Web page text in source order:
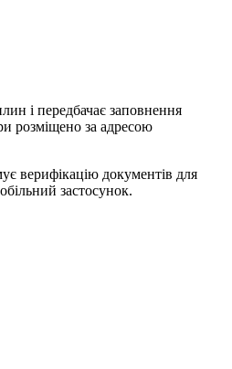
і передбачає заповнення
розміщено за адресою
верифікацію документів для
застосунок.